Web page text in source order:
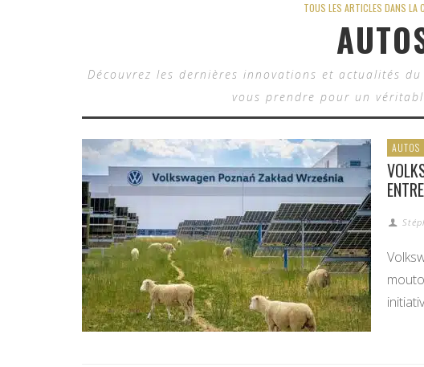
TOUS LES ARTICLES DANS LA
Découvrez les dernières innovations et actualités
vous prendre pour un
AUTOS